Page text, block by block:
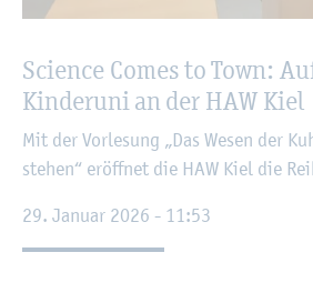
Sci­ence Comes to Town:
Kin­der­uni an der HAW Kiel
Mit der Vor­le­sung „Das Wesen der
ste­hen“ er­öff­net die HAW Kiel die
29. Ja­nu­ar 2026 - 11:53